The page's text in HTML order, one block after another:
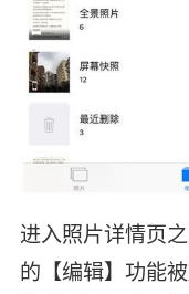
进入照片详情页
的【编辑】功能